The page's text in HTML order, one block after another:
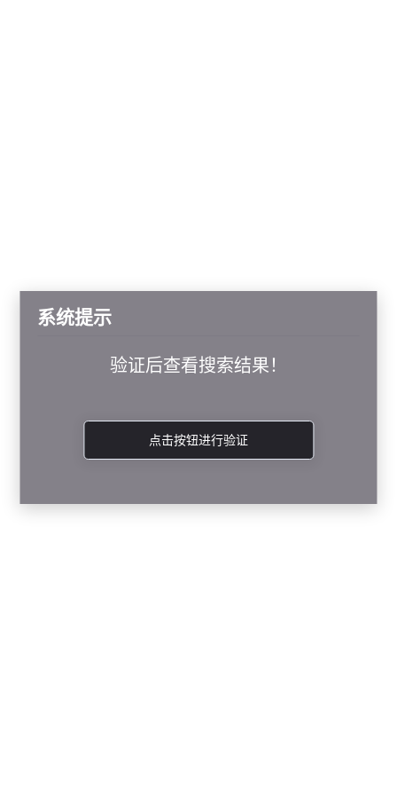
系统提示
验证后查看搜索结果！
点击按钮进行验证